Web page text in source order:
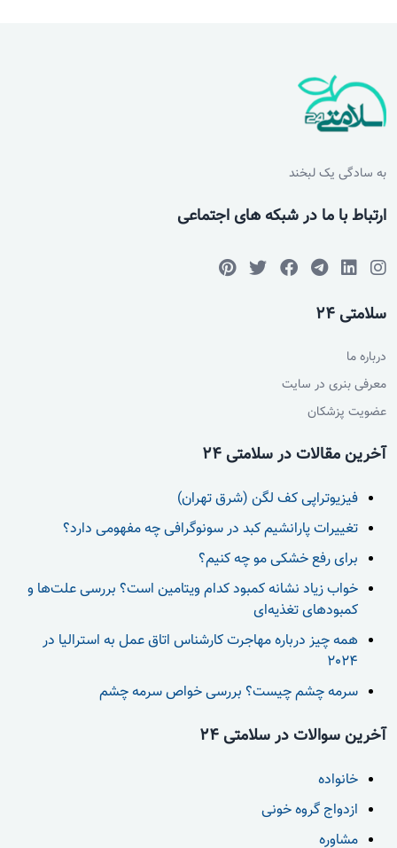
به سادگی یک لبخند
ارتباط با ما در شبکه های اجتماعی
سلامتی 24
درباره ما
معرفی بنری در سایت
عضویت پزشکان
آخرین مقالات در سلامتی 24
فیزیوتراپی کف لگن (شرق تهران)
تغییرات پارانشیم کبد در سونوگرافی چه مفهومی دارد؟
برای رفع خشکی مو چه کنیم؟
خواب زیاد نشانه کمبود کدام ویتامین است؟ بررسی علت‌ها و
کمبودهای تغذیه‌ای
همه چیز درباره مهاجرت کارشناس اتاق عمل به استرالیا در
2024
سرمه چشم چیست؟ بررسی خواص سرمه چشم
آخرین سوالات در سلامتی 24
خانواده
ازدواج گروه خونی
مشاوره